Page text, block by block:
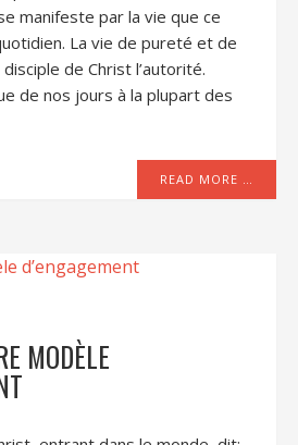
manifeste par la vie que ce
La vie de pureté et de
de Christ l’autorité.
de nos jours à la plupart des
READ MORE …
MODÈLE